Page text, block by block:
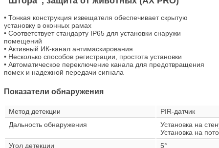
• Тонкая конструкция извещателя обеспечивает скрытую
установку в оконных рамах
• Соответствует стандарту IP65 для установки снаружи
помещений
• Активный ИК-канал антимаскирования
• Несколько способов регистрации, простота установки
• Автоматическое переключение канала для предотвращения
помех и надежной передачи сигнала
Показатели обнаружения
Метод детекции
PIR-датчик
Дальность обнаружения
Установка на
Установка на
Угол детекции
5°